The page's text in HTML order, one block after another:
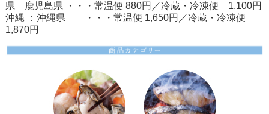
県 鹿児島県 ・・・常温便 880円／冷蔵・冷凍便 1,100円
沖縄 ：沖縄県 ・・・常温便 1,650円／冷蔵・冷凍便
1,870円